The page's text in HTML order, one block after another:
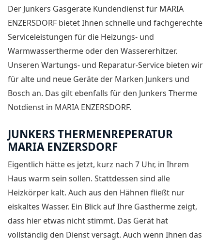
Der Junkers Gasgeräte Kundendienst für MARIA
ENZERSDORF bietet Ihnen schnelle und fachgerechte
Serviceleistungen für die Heizungs- und
Warmwassertherme oder den Wassererhitzer.
Unseren Wartungs- und Reparatur-Service bieten wir
für alte und neue Geräte der Marken Junkers und
Bosch an. Das gilt ebenfalls für den Junkers Therme
Notdienst in MARIA ENZERSDORF.
JUNKERS THERMENREPERATUR
MARIA ENZERSDORF
Eigentlich hätte es jetzt, kurz nach 7 Uhr, in Ihrem
Haus warm sein sollen. Stattdessen sind alle
Heizkörper kalt. Auch aus den Hähnen fließt nur
eiskaltes Wasser. Ein Blick auf Ihre Gastherme zeigt,
dass hier etwas nicht stimmt. Das Gerät hat
vollständig den Dienst versagt. Auch wenn Ihnen das